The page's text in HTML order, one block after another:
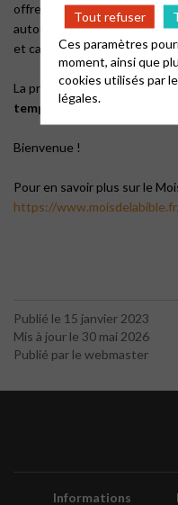
offre, chaque troisième
autour d’un texte biblique.
et catholiques.
La prochaine rencontre a lieu
temple d’Annecy
Bienvenue !
Pour en savoir plus sur le
https://
Publié le 15 janvier 2023
Mis à jour le 30 mai 2026
Publié par le webmaster
Informations
Tout refuser
Ces paramètres
moment, ainsi que
cookies utilisés par
légales.